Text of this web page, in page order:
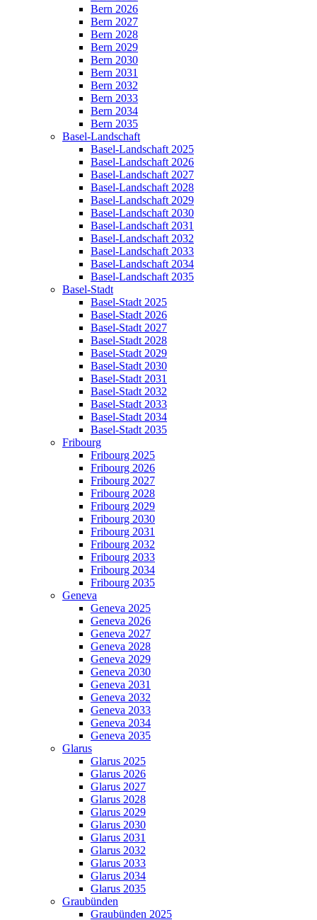
Bern 2026
Bern 2027
Bern 2028
Bern 2029
Bern 2030
Bern 2031
Bern 2032
Bern 2033
Bern 2034
Bern 2035
Basel-Landschaft
Basel-Landschaft 2025
Basel-Landschaft 2026
Basel-Landschaft 2027
Basel-Landschaft 2028
Basel-Landschaft 2029
Basel-Landschaft 2030
Basel-Landschaft 2031
Basel-Landschaft 2032
Basel-Landschaft 2033
Basel-Landschaft 2034
Basel-Landschaft 2035
Basel-Stadt
Basel-Stadt 2025
Basel-Stadt 2026
Basel-Stadt 2027
Basel-Stadt 2028
Basel-Stadt 2029
Basel-Stadt 2030
Basel-Stadt 2031
Basel-Stadt 2032
Basel-Stadt 2033
Basel-Stadt 2034
Basel-Stadt 2035
Fribourg
Fribourg 2025
Fribourg 2026
Fribourg 2027
Fribourg 2028
Fribourg 2029
Fribourg 2030
Fribourg 2031
Fribourg 2032
Fribourg 2033
Fribourg 2034
Fribourg 2035
Geneva
Geneva 2025
Geneva 2026
Geneva 2027
Geneva 2028
Geneva 2029
Geneva 2030
Geneva 2031
Geneva 2032
Geneva 2033
Geneva 2034
Geneva 2035
Glarus
Glarus 2025
Glarus 2026
Glarus 2027
Glarus 2028
Glarus 2029
Glarus 2030
Glarus 2031
Glarus 2032
Glarus 2033
Glarus 2034
Glarus 2035
Graubünden
Graubünden 2025